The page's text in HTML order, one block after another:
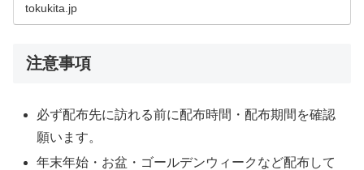
tokukita.jp
注意事項
必ず配布先に訪れる前に配布時間・配布期間を確認
願います。
年末年始・お盆・ゴールデンウィークなど配布して